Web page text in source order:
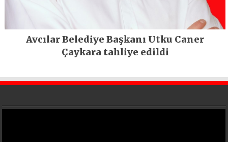
Avcılar Belediye Başkanı Utku Caner
Çaykara tahliye edildi